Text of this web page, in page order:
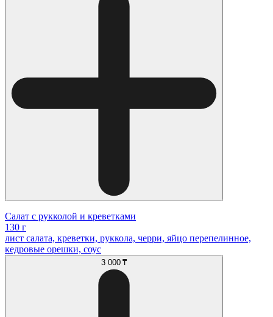
Салат с рукколой и креветками
130 г
лист салата, креветки, руккола, черри, яйцо перепелинное,
кедровые орешки, соус
3 000 ₸